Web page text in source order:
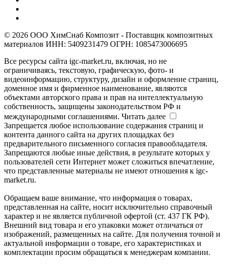
© 2026 ООО ХимСнаб Композит - Поставщик композитных
материалов ИНН: 5409231479 ОГРН: 1085473006695
Все ресурсы сайта igc-market.ru, включая, но не
ограничиваясь, текстовую, графическую, фото- и
видеоинформацию, структуру, дизайн и оформление страниц,
доменное имя и фирменное наименование, являются
объектами авторского права и прав на интеллектуальную
собственность, защищены законодательством РФ и
международными соглашениями. Читать далее
Запрещается любое использование содержания страниц и
контента данного сайта на других площадках без
предварительного письменного согласия правообладателя.
Запрещаются любые иные действия, в результате которых у
пользователей сети Интернет может сложиться впечатление,
что представленные материалы не имеют отношения к igc-
market.ru.
Обращаем ваше внимание, что информация о товарах,
представленная на сайте, носит исключительно справочный
характер и не является публичной офертой (ст. 437 ГК РФ).
Внешний вид товара и его упаковки может отличаться от
изображений, размещенных на сайте. Для получения точной и
актуальной информации о товаре, его характеристиках и
комплектации просим обращаться к менеджерам компании.